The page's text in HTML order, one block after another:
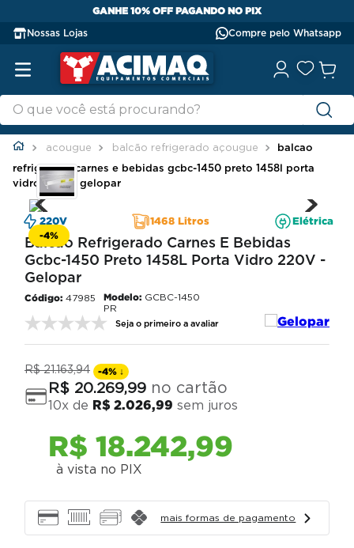
GANHE 10% OFF PAGANDO NO PIX
Nossas Lojas Compre pelo Whatsapp
acougue balcão refrigerado açougue
balcao
refrigerado carnes e bebidas gcbc-1450 preto 1458l porta
vidro 220v - gelopar
220V 1468 Litros Elétrica
-4%
Balcao Refrigerado Carnes E Bebidas
Gcbc-1450 Preto 1458L Porta Vidro 220V -
Gelopar
47985 Modelo: GCBC-1450
PR
Seja o primeiro a avaliar
R$ 21.163,94 -4% ↓
R$ 20.269,99 no cartão
10x de R$ 2.026,99 sem juros
R$ 18.242,99
à vista no PIX
mais formas de pagamento